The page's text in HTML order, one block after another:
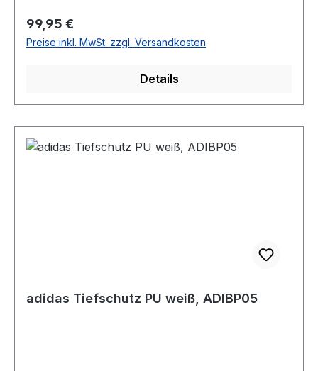
Regulärer Preis:
99,95 €
Preise inkl. MwSt. zzgl. Versandkosten
Details
adidas Tiefschutz PU weiß, ADIBP05